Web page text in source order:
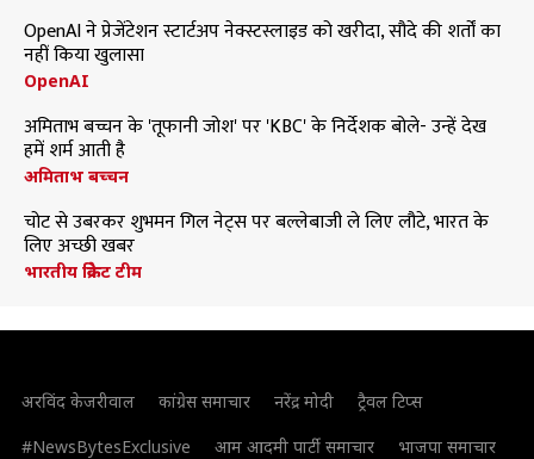
OpenAI ने प्रेजेंटेशन स्टार्टअप नेक्स्टस्लाइड को खरीदा, सौदे की शर्तों का
नहीं किया खुलासा
OpenAI
अमिताभ बच्चन के 'तूफानी जोश' पर 'KBC' के निर्देशक बोले- उन्हें देख
हमें शर्म आती है
अमिताभ बच्चन
चोट से उबरकर शुभमन गिल नेट्स पर बल्लेबाजी ले लिए लौटे, भारत के
लिए अच्छी खबर
भारतीय क्रिकेट टीम
अरविंद केजरीवाल कांग्रेस समाचार नरेंद्र मोदी
ट्रैवल टिप्स
#NewsBytesExclusive
आम आदमी पार्टी समाचार
भाजपा समाचार